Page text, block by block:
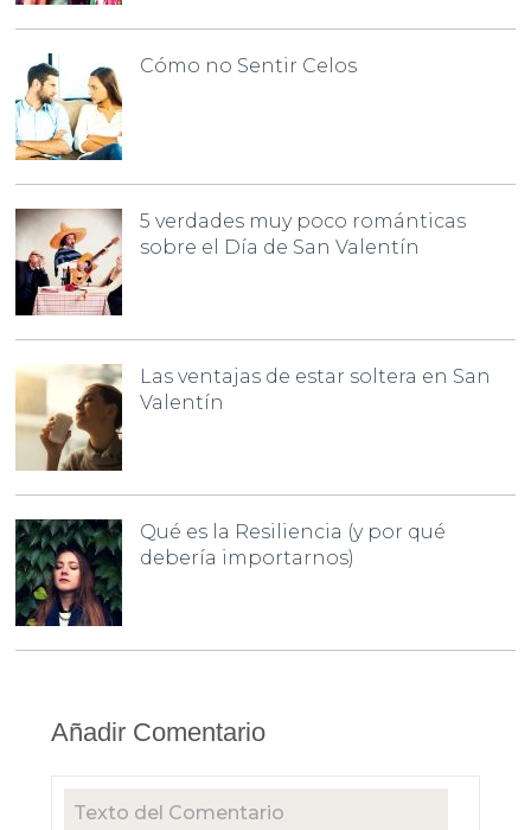
Cómo no Sentir Celos
5 verdades muy poco románticas
sobre el Día de San Valentín
Las ventajas de estar soltera en San
Valentín
Qué es la Resiliencia (y por qué
debería importarnos)
Añadir Comentario